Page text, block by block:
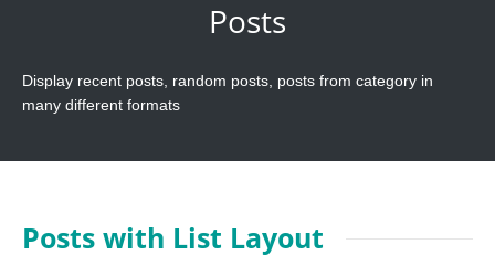
Posts
Display recent posts, random posts, posts from category in
many different formats
Posts with List Layout